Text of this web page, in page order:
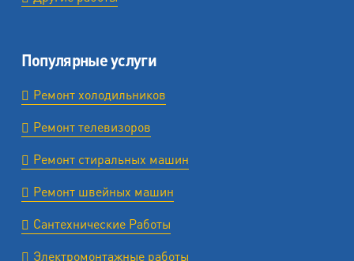
Популярные услуги
Ремонт холодильников
Ремонт телевизоров
Ремонт стиральных машин
Ремонт швейных машин
Сантехнические Работы
Электромонтажные работы